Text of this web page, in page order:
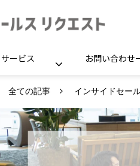
サービス お問い合わせ
全ての記事 インサイドセー